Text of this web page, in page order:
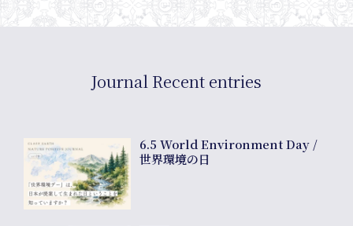
Journal Recent entries
6.5 World Environment Day /
世界環境の日